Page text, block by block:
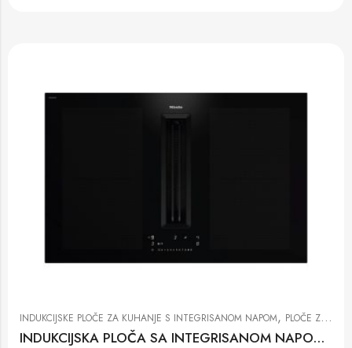
INDUKCIJSKE PLOČE ZA KUHANJE S INTEGRISANOM NAPOM, PLOČE ZA KUHANJE
INDUKCIJSKA PLOČA SA INTEGRISANOM NAPOM KMDA 7676 FL-U BlackPerfection